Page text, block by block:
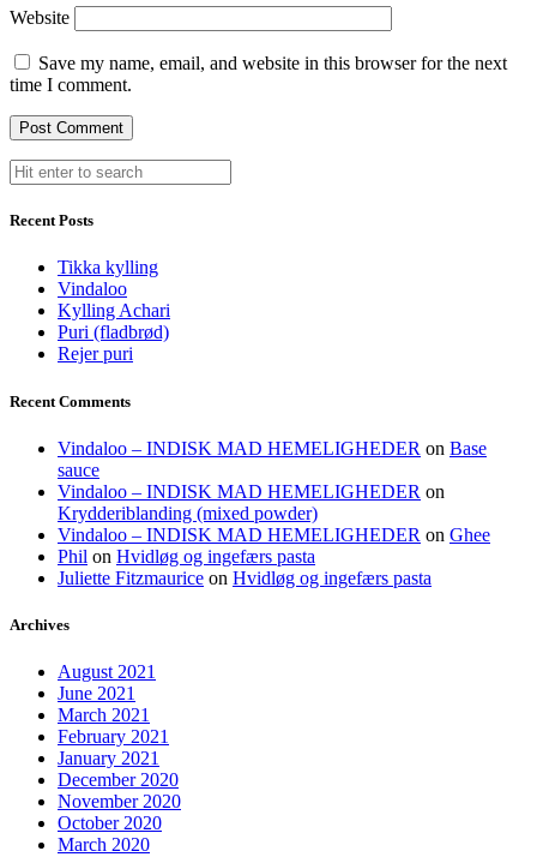
Website
Save my name, email, and website in this browser for the next
time I comment.
Recent Posts
Tikka kylling
Vindaloo
Kylling Achari
Puri (fladbrød)
Rejer puri
Recent Comments
Vindaloo – INDISK MAD HEMELIGHEDER on Base
sauce
Vindaloo – INDISK MAD HEMELIGHEDER on
Krydderiblanding (mixed powder)
Vindaloo – INDISK MAD HEMELIGHEDER on Ghee
Phil on Hvidløg og ingefærs pasta
Juliette Fitzmaurice on Hvidløg og ingefærs pasta
Archives
August 2021
June 2021
March 2021
February 2021
January 2021
December 2020
November 2020
October 2020
March 2020